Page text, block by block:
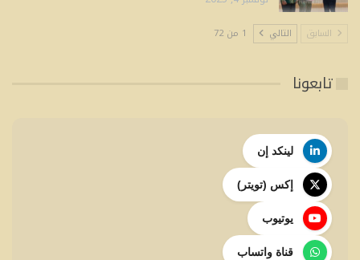
السابق التالي 1 من 72
تابعونا
لينكد إن
إكس (تويتر)
يوتيوب
قناة واتساب